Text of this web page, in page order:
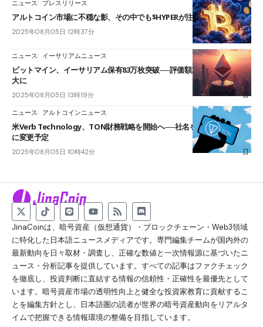
ニュース プレスリリース
アルトコイン市場に不穏な影、その中でも$HYPERが注目されるワケ
2025年08月05日 12時37分
ニュース イーサリアムニュース
ビットマイン、イーサリアム保有83万枚突破──評価額29億ドルで世界最
大に
2025年08月05日 13時19分
ニュース アルトコインニュース
米Verb Technology、TON財務戦略を開始へ──社名をTON Strategy
に変更予定
2025年08月05日 10時42分
JinaCoinは、暗号資産（仮想通貨）・ブロックチェーン・Web3領域
に特化した日本語ニュースメディアです。専門編集チームが国内外の
最新動向を日々取材・調査し、正確な数値と一次情報源に基づいたニ
ュース・分析記事を提供しています。すべての記事はファクチェック
を徹底し、投資判断に直結する情報の信頼性・正確性を最優先として
います。暗号資産市場の透明性向上と健全な投資家教育に貢献するこ
とを編集方針とし、日本語圏の読者が世界の暗号資産動向をリアルタ
イムで把握できる情報環境の整備を目指しています。